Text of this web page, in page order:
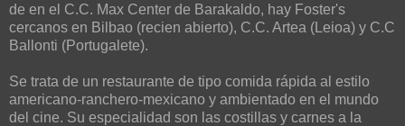
de en el C.C. Max Center de Barakaldo, hay Foster's
cercanos en Bilbao (recien abierto), C.C. Artea (Leioa) y C.C
Ballonti (Portugalete).
Se trata de un restaurante de tipo comida rápida al estilo
americano-ranchero-mexicano y ambientado en el mundo
del cine. Su especialidad son las costillas y carnes a la